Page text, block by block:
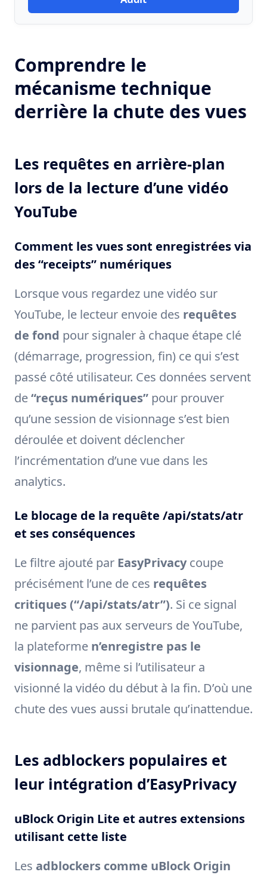
Comprendre le
mécanisme technique
derrière la chute des vues
Les requêtes en arrière-plan
lors de la lecture d’une vidéo
YouTube
Comment les vues sont enregistrées via
des “receipts” numériques
Lorsque vous regardez une vidéo sur
YouTube, le lecteur envoie des requêtes
de fond pour signaler à chaque étape clé
(démarrage, progression, fin) ce qui s’est
passé côté utilisateur. Ces données servent
de“reçus numériques” pour prouver
qu’une session de visionnage s’est bien
déroulée et doivent déclencher
l’incrémentation d’une vue dans les
analytics.
Le blocage de la requête /api/stats/atr
et ses conséquences
Le filtre ajouté par EasyPrivacycoupe
précisément l’une de ces requêtes
critiques (“/api/stats/atr”). Si ce signal
ne parvient pas aux serveurs de YouTube,
la plateforme n’enregistre pas le
visionnage, même si l’utilisateur a
visionné la vidéo du début à la fin. D’où une
chute des vues aussi brutale qu’inattendue.
Les adblockers populaires et
leur intégration d’EasyPrivacy
uBlock Origin Lite et autres extensions
utilisant cette liste
Les adblockers comme uBlock Origin